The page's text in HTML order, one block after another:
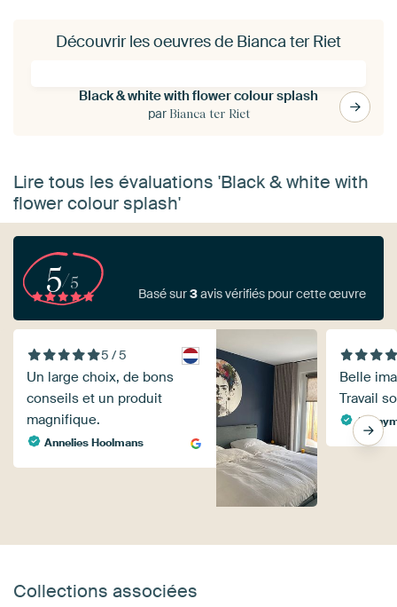
Découvrir les oeuvres de Bianca ter Riet
Black & white with flower colour splash
par Bianca ter Riet
Lire tous les évaluations 'Black & white with
flower colour splash'
5/5
Basé sur3avis vérifiés pour cette œuvre
5 / 5
Un large choix, de bons
conseils et un produit
magnifique.
Annelies Hoolmans
Belle
Travail
Collections associées